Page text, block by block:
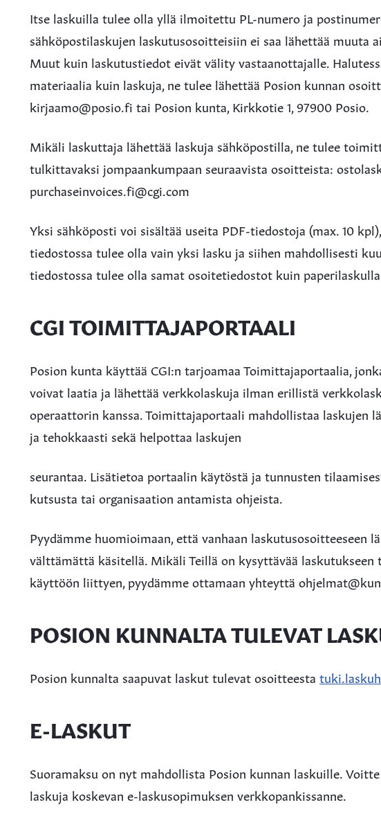
Itse laskuilla tulee olla yllä ilmoitettu PL-numero ja
sähköpostilaskujen laskutusosoitteisiin ei saa lähettää muuta
Muut kuin laskutustiedot eivät välity vastaanottajalle.
materiaalia kuin laskuja, ne tulee lähettää Posion kunnan
kirjaamo@posio.fi tai Posion kunta, Kirkkotie 1, 97900 Posio.
Mikäli laskuttaja lähettää laskuja sähköpostilla, ne tulee
tulkittavaksi jompaankumpaan seuraavista osoitteista:
purchaseinvoices.fi@cgi.com
Yksi sähköposti voi sisältää useita PDF-tiedostoja (max. 10
tiedostossa tulee olla vain yksi lasku ja siihen mahdollisesti
tiedostossa tulee olla samat osoitetiedostot kuin paperilaskulla.
CGI TOIMITTAJAPORTAALI
Posion kunta käyttää CGI:n tarjoamaa Toimittajaportaalia,
voivat laatia ja lähettää verkkolaskuja ilman erillistä
operaattorin kanssa. Toimittajaportaali mahdollistaa laskujen
ja tehokkaasti sekä helpottaa laskujen
seurantaa. Lisätietoa portaalin käytöstä ja tunnusten
kutsusta tai organisaation antamista ohjeista.
Pyydämme huomioimaan, että vanhaan laskutusosoitteeseen
välttämättä käsitellä. Mikäli Teillä on kysyttävää
käyttöön liittyen, pyydämme ottamaan yhteyttä
POSION KUNNALTA TULEVAT
Posion kunnalta saapuvat laskut tulevat osoitteesta
E-LASKUT
Suoramaksu on nyt mahdollista Posion kunnan laskuille.
laskuja koskevan e-laskusopimuksen verkkopankissanne.